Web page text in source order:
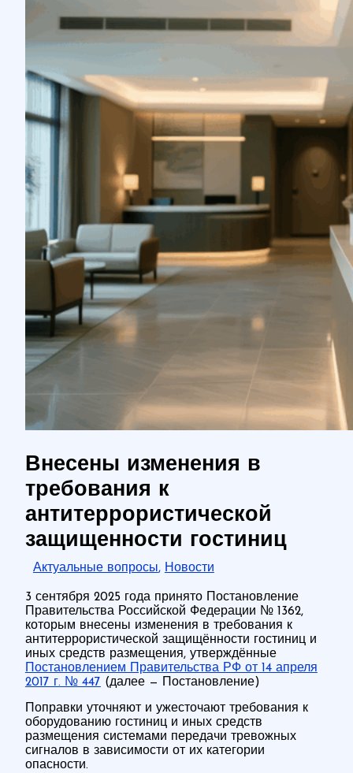
Внесены изменения в
требования к
антитеррористической
защищенности гостиниц
Актуальные вопросы, Новости
3 сентября 2025 года принято Постановление
Правительства Российской Федерации № 1362,
которым внесены изменения в требования к
антитеррористической защищённости гостиниц и
иных средств размещения, утверждённые
Постановлением Правительства РФ от 14 апреля
2017 г. № 447 (далее — Постановление)
Поправки уточняют и ужесточают требования к
оборудованию гостиниц и иных средств
размещения системами передачи тревожных
сигналов в зависимости от их категории
опасности.